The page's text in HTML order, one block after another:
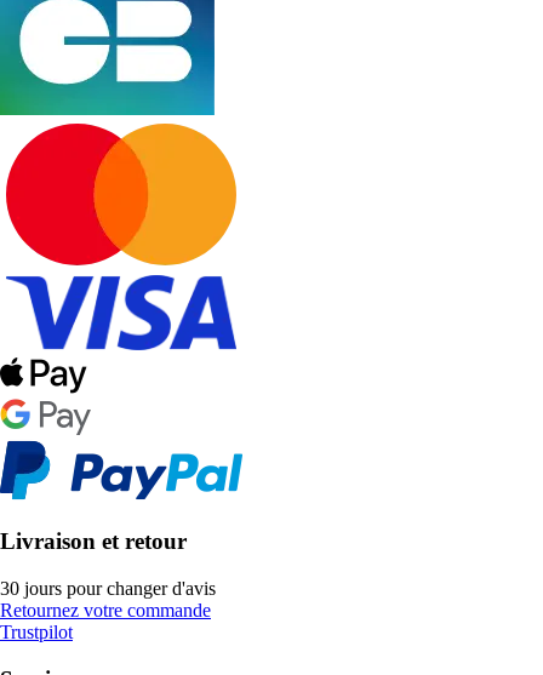
Livraison et retour
30 jours pour changer d'avis
Retournez votre commande
Trustpilot